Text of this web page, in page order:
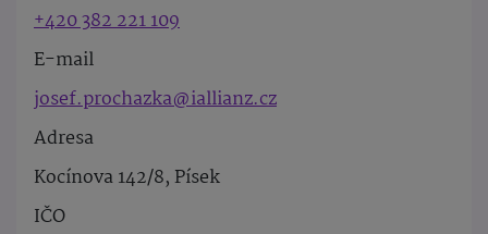
+420 382 221 109
E-mail
josef.prochazka@iallianz.cz
Adresa
Kocínova 142/8, Písek
IČO